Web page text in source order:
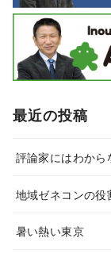
最近の投稿
評論家にはわから
地域ゼネコンの
暑い熱い東京